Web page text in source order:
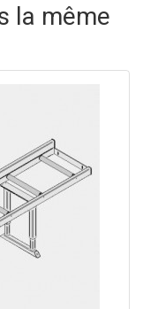
la même